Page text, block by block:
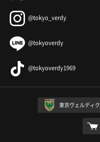
@tokyo_verdy
@tokyoverdy
@tokyoverdy1969
東京ヴェルディ